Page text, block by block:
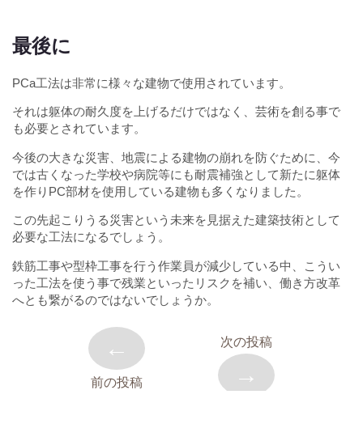
最後に
PCa工法は非常に様々な建物で使用されています。
それは躯体の耐久度を上げるだけではなく、芸術を創る事で
も必要とされています。
今後の大きな災害、地震による建物の崩れを防ぐために、今
では古くなった学校や病院等にも耐震補強として新たに躯体
を作りPC部材を使用している建物も多くなりました。
この先起こりうる災害という未来を見据えた建築技術として
必要な工法になるでしょう。
鉄筋工事や型枠工事を行う作業員が減少している中、こうい
った工法を使う事で残業といったリスクを補い、働き方改革
へとも繋がるのではないでしょうか。
←
前の投稿
次の投稿
→